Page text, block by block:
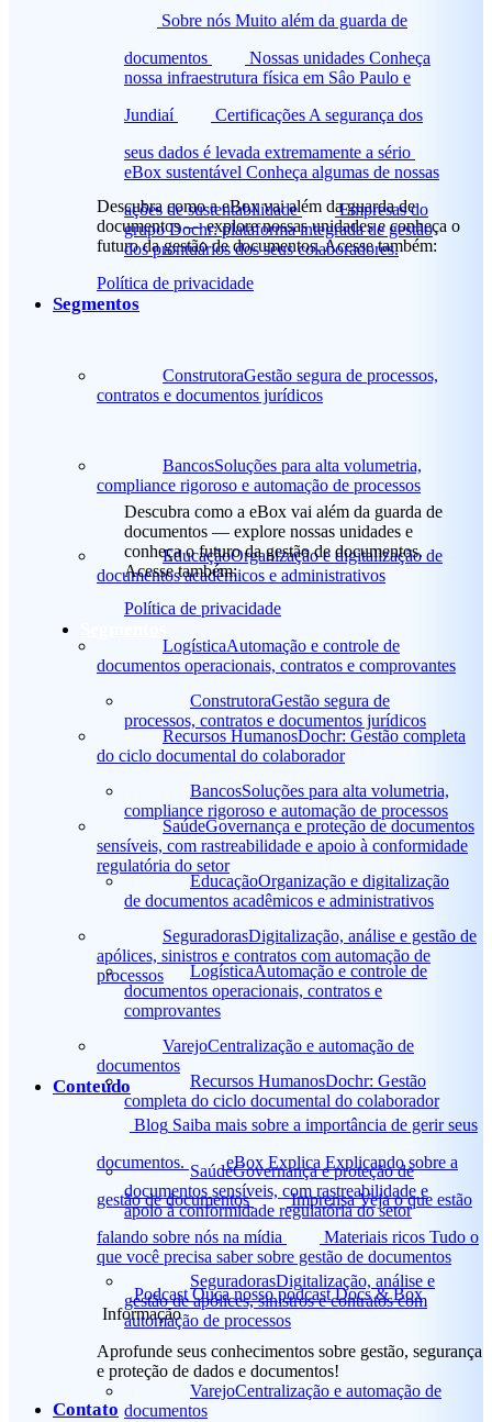
Sobre nós Muito além da guarda de
documentos
Nossas unidades Conheça
nossa infraestrutura física em Sâo Paulo e
Jundiaí
Certificações A segurança dos
seus dados é levada extremamente a sério
eBox sustentável Conheça algumas de nossas
ações de sustentabilidade
Empresas do
grupo Dochr: plataforma integrada de gestão
dos prontuários dos seus colaboradores.
Descubra como a eBox vai além da guarda de
documentos — explore nossas unidades e
conheça o futuro da gestão de documentos.
Acesse também:
Política de privacidade
ConstrutoraGestão segura de
processos, contratos e documentos jurídicos
BancosSoluções para alta volumetria,
compliance rigoroso e automação de processos
EducaçãoOrganização e digitalização
de documentos acadêmicos e administrativos
LogísticaAutomação e controle de
documentos operacionais, contratos e
comprovantes
Recursos HumanosDochr: Gestão
completa do ciclo documental do colaborador
SaúdeGovernança e proteção de
documentos sensíveis, com rastreabilidade e
apoio à conformidade regulatória do setor
SeguradorasDigitalização, análise e
gestão de apólices, sinistros e contratos com
automação de processos
VarejoCentralização e automação de
documentos
Descubra como a eBox vai além da guarda de
documentos — explore nossas unidades e conheça o
futuro da gestão de documentos. Acesse também:
Política de privacidade
Segmentos
ConstrutoraGestão segura de processos,
contratos e documentos jurídicos
BancosSoluções para alta volumetria,
compliance rigoroso e automação de processos
EducaçãoOrganização e digitalização de
documentos acadêmicos e administrativos
LogísticaAutomação e controle de
documentos operacionais, contratos e comprovantes
Recursos HumanosDochr: Gestão completa
do ciclo documental do colaborador
SaúdeGovernança e proteção de documentos
sensíveis, com rastreabilidade e apoio à conformidade
regulatória do setor
SeguradorasDigitalização, análise e gestão de
apólices, sinistros e contratos com automação de
processos
VarejoCentralização e automação de
documentos
Conteúdo
Blog Saiba mais sobre a importância de gerir seus
documentos.
eBox Explica Explicando sobre a
gestão de documentos
Imprensa Veja o que estão
falando sobre nós na mídia
Materiais ricos Tudo o
que você precisa saber sobre gestão de documentos
Podcast Ouça nosso podcast Docs & Box
Informação
Aprofunde seus conhecimentos sobre gestão, segurança
e proteção de dados e documentos!
Contato